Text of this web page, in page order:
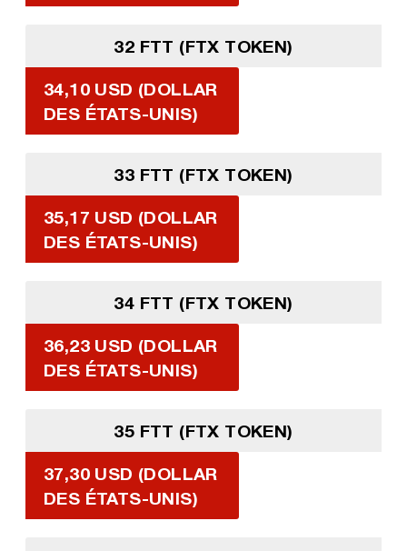
32 FTT (FTX TOKEN)
34,10 USD (DOLLAR
DES ÉTATS-UNIS)
33 FTT (FTX TOKEN)
35,17 USD (DOLLAR
DES ÉTATS-UNIS)
34 FTT (FTX TOKEN)
36,23 USD (DOLLAR
DES ÉTATS-UNIS)
35 FTT (FTX TOKEN)
37,30 USD (DOLLAR
DES ÉTATS-UNIS)